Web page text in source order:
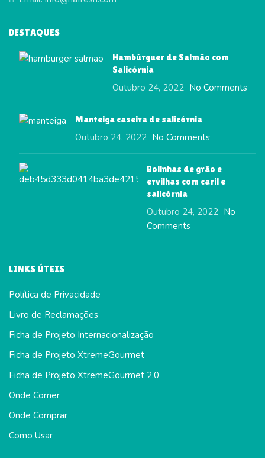
DESTAQUES
Hambúrguer de Salmão com
Salicórnia
Outubro 24, 2022 No Comments
Manteiga caseira de salicórnia
Outubro 24, 2022 No Comments
Bolinhas de grão e
ervilhas com caril e
salicórnia
Outubro 24, 2022 No
Comments
LINKS ÚTEIS
Política de Privacidade
Livro de Reclamações
Ficha de Projeto Internacionalização
Ficha de Projeto XtremeGourmet
Ficha de Projeto XtremeGourmet 2.0
Onde Comer
Onde Comprar
Como Usar